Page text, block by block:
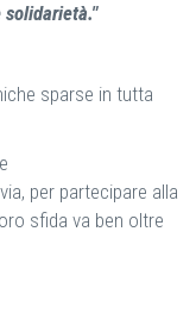
solidarietà."
sparse in tutta
per partecipare alla
sfida va ben oltre